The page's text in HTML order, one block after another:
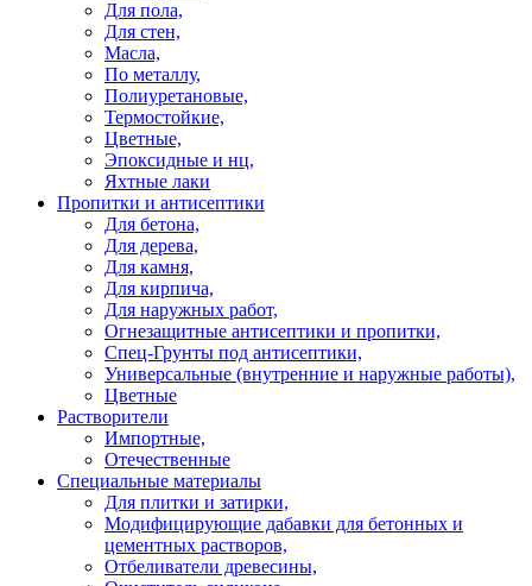
Для пола,
Для стен,
Масла,
По металлу,
Полиуретановые,
Термостойкие,
Цветные,
Эпоксидные и нц,
Яхтные лаки
Пропитки и антисептики
Для бетона,
Для дерева,
Для камня,
Для кирпича,
Для наружных работ,
Огнезащитные антисептики и пропитки,
Спец-Грунты под антисептики,
Универсальные (внутренние и наружные работы),
Цветные
Растворители
Импортные,
Отечественные
Специальные материалы
Для плитки и затирки,
Модифицирующие дабавки для бетонных и
цементных растворов,
Отбеливатели древесины,